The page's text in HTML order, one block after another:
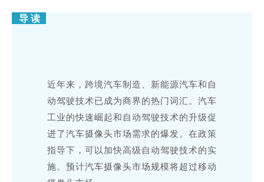
导 读
近年来，跨境汽车制造、新能源汽车和自
动驾驶技术已成为商界的热门词汇。汽车
工业的快速崛起和自动驾驶技术的升级促
进了汽车摄像头市场需求的爆发。在政策
指导下，可以加快高级自动驾驶技术的实
施。预计汽车摄像头市场规模将超过移动